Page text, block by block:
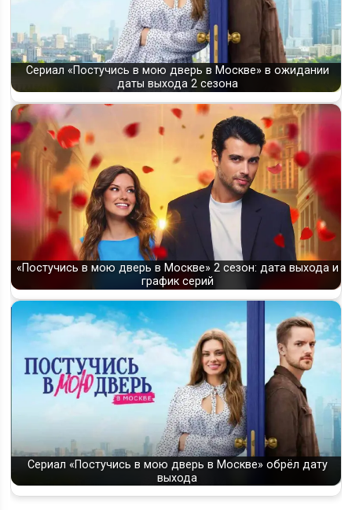
Сериал «Постучись в мою дверь в Москве» в ожидании
даты выхода 2 сезона
«Постучись в мою дверь в Москве» 2 сезон: дата выхода и
график серий
Сериал «Постучись в мою дверь в Москве» обрёл дату
выхода